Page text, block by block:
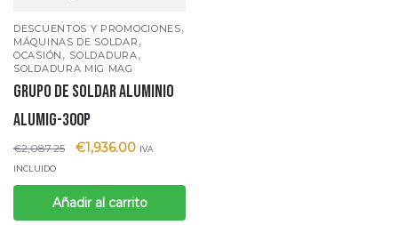
DESCUENTOS Y PROMOCIONES,
MÁQUINAS DE SOLDAR ,
OCASIÓN , SOLDADURA,
SOLDADURA MIG MAG
GRUPO DE SOLDAR ALUMINIO
ALUMIG-300P
€2,087.25 €1,936.00 IVA
INCLUIDO
Añadir al carrito